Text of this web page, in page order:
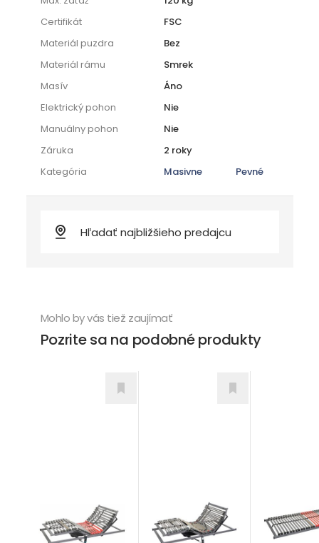
Certifikát
FSC
Materiál puzdra
Bez
Materiál rámu
Smrek
Masív
Áno
Elektrický pohon
Nie
Manuálny pohon
Nie
Záruka
2 roky
Kategória
Masivne Pevné
Mohlo by vás tiež zaujímať
Pozrite sa na podobné produkty
od 440,00€
od 707,00€
od 118,00€